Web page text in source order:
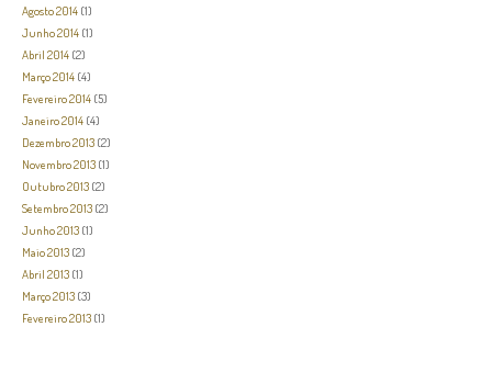
Agosto 2014 (1)
Junho 2014 (1)
Abril 2014 (2)
Março 2014 (4)
Fevereiro 2014 (5)
Janeiro 2014 (4)
Dezembro 2013 (2)
Novembro 2013 (1)
Outubro 2013 (2)
Setembro 2013 (2)
Junho 2013 (1)
Maio 2013 (2)
Abril 2013 (1)
Março 2013 (3)
Fevereiro 2013 (1)